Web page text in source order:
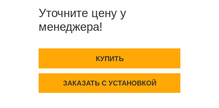
Уточните цену у
менеджера!
КУПИТЬ
ЗАКАЗАТЬ С УСТАНОВКОЙ